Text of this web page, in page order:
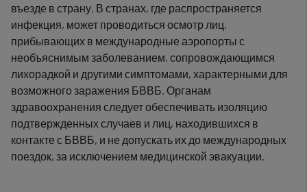
въезде в страну. В странах, где распространяется
инфекция, может проводиться осмотр лиц,
прибывающих в международные аэропорты с
необъяснимым заболеванием, сопровождающимся
лихорадкой и другими симптомами, характерными для
возможного заражения БВВБ. Органам
здравоохранения следует обеспечивать изоляцию
подтвержденных случаев и лиц, находившихся в
контакте с БВВБ, и не допускать их до международных
поездок, за исключением медицинской эвакуации.